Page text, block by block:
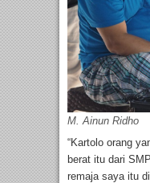
M. Ainun Ridho
“Kartolo orang
berat itu dari
remaja saya itu